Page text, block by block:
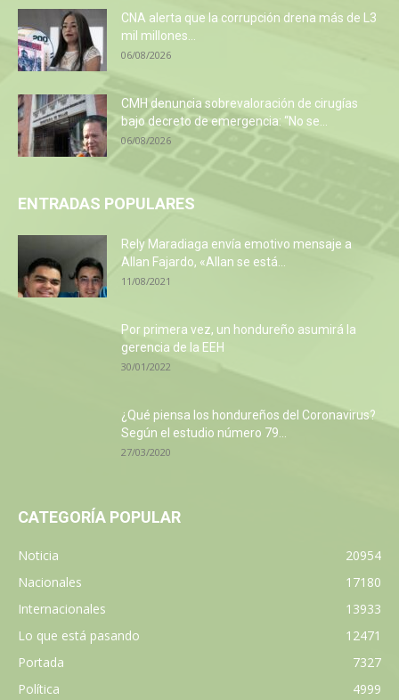
CNA alerta que la corrupción drena más de L3
mil millones...
06/08/2026
CMH denuncia sobrevaloración de cirugías
bajo decreto de emergencia: “No se...
06/08/2026
ENTRADAS POPULARES
Rely Maradiaga envía emotivo mensaje a
Allan Fajardo, «Allan se está...
11/08/2021
Por primera vez, un hondureño asumirá la
gerencia de la EEH
30/01/2022
¿Qué piensa los hondureños del Coronavirus?
Según el estudio número 79...
27/03/2020
CATEGORÍA POPULAR
Noticia
20954
Nacionales
17180
Internacionales
13933
Lo que está pasando
12471
Portada
7327
Política
4999